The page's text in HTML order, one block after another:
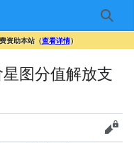
搜索
资助本站（查看详情）
图分值解放支
查看